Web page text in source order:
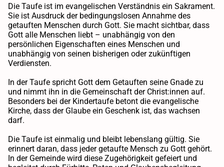
Die Taufe ist im evangelischen Verständnis ein Sakrament.
Sie ist Ausdruck der bedingungslosen Annahme des
getauften Menschen durch Gott. Sie macht sichtbar, dass
Gott alle Menschen liebt – unabhängig von den
persönlichen Eigenschaften eines Menschen und
unabhängig von seinen bisherigen oder zukünftigen
Verdiensten.
In der Taufe spricht Gott dem Getauften seine Gnade zu
und nimmt ihn in die Gemeinschaft der Christ:innen auf.
Besonders bei der Kindertaufe betont die evangelische
Kirche, dass der Glaube ein Geschenk ist, das wachsen
darf.
Die Taufe ist einmalig und bleibt lebenslang gültig. Sie
erinnert daran, dass jeder getaufte Mensch zu Gott gehört.
In der Gemeinde wird diese Zugehörigkeit gefeiert und